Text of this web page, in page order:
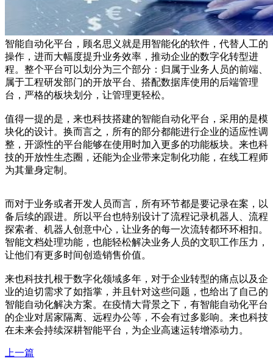
智能自动化平台，顾名思义就是用智能化的软件，代替人工的
操作，进而大幅度提升业务效率，推动企业的数字化转型进
程。整个平台可以划分为三个部分：归属于业务人员的前端、
属于工程研发部门的开放平台、搭配数据库使用的后端管理
台，严格的板块划分，让管理更轻松。
值得一提的是，来也科技搭建的智能自动化平台，采用的是模
块化的设计。换而言之，所有的部分都能进行企业的适应性调
整，开源性的平台能够在使用时加入更多的功能板块。来也科
技的开放性生态圈，还能为企业带来定制化功能，在线工程师
为其量身定制。
而对于业务或者开发人员而言，所有环节都是要记录在案，以
备后续的跟进。所以平台也特别设计了流程记录机器人、流程
探索者、机器人创意中心，让业务的每一次流转都环环相扣。
智能文档处理功能，也能轻松解决业务人员的文职工作压力，
让他们有更多时间创造销售价值。
来也科技扎根于数字化领域多年，对于企业转型的痛点以及企
业的迫切需求了如指掌，并且针对这些问题，也给出了自己的
智能自动化解决方案。在疫情大背景之下，有智能自动化平台
的企业对居家隔离、远程办公等，不会有过多影响。来也科技
在未来会持续深耕智能平台，为企业高速运转增添动力。
上一篇